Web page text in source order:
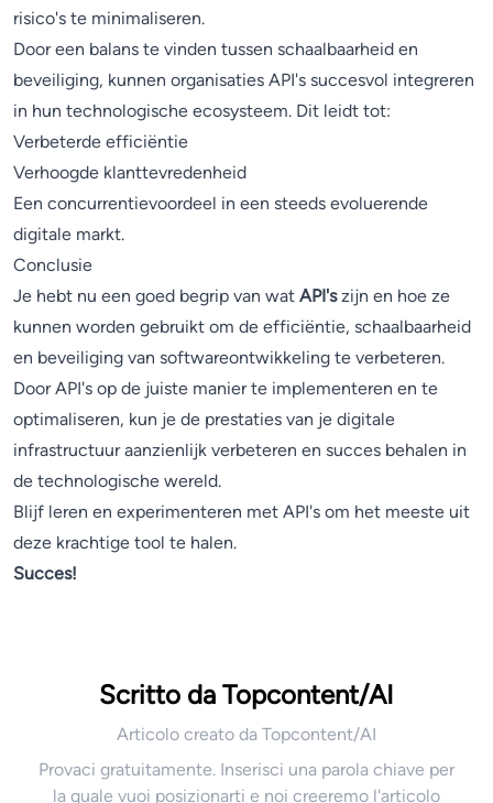
risico's te minimaliseren.
Door een balans te vinden tussen schaalbaarheid en
beveiliging, kunnen organisaties API's succesvol integreren
in hun technologische ecosysteem. Dit leidt tot:
Verbeterde efficiëntie
Verhoogde klanttevredenheid
Een concurrentievoordeel in een steeds evoluerende
digitale markt.
Conclusie
Je hebt nu een goed begrip van wat API'szijn en hoe ze
kunnen worden gebruikt om de efficiëntie, schaalbaarheid
en beveiliging van softwareontwikkeling te verbeteren.
Door API's op de juiste manier te implementeren en te
optimaliseren, kun je de prestaties van je digitale
infrastructuur aanzienlijk verbeteren en succes behalen in
de technologische wereld.
Blijf leren en experimenteren met API's om het meeste uit
deze krachtige tool te halen.
Succes!
Scritto da Topcontent/AI
Articolo creato da Topcontent/AI
Provaci gratuitamente. Inserisci una parola chiave per
la quale vuoi posizionarti e noi creeremo l'articolo